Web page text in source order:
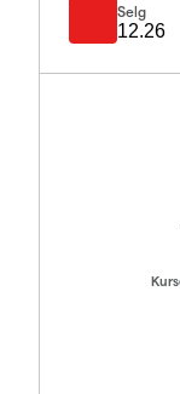
Selg
12.26